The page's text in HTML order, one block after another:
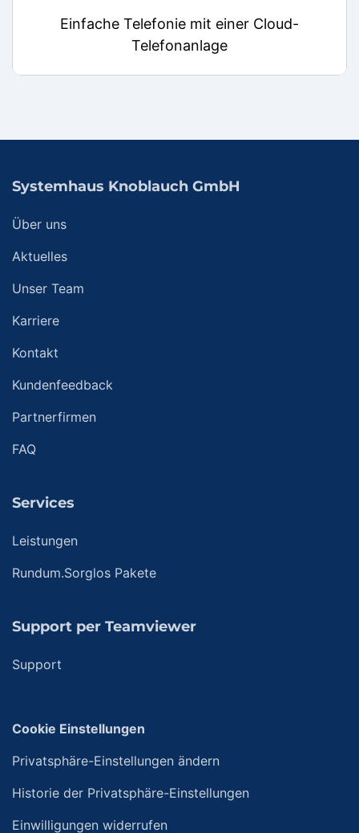
Einfache Telefonie mit einer Cloud-
Telefonanlage
Systemhaus Knoblauch GmbH
Über uns
Aktuelles
Unser Team
Karriere
Kontakt
Kundenfeedback
Partnerfirmen
FAQ
Services
Leistungen
Rundum.Sorglos Pakete
Support per Teamviewer
Support
Cookie Einstellungen
Privatsphäre-Einstellungen ändern
Historie der Privatsphäre-Einstellungen
Einwilligungen widerrufen